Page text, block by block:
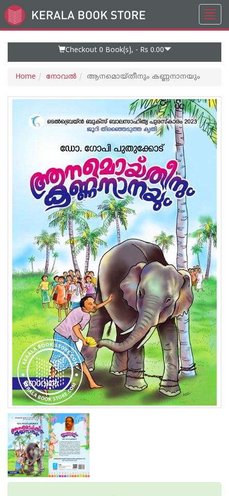
Go
to
Checkout 0 Book(s), - Rs 0.00
Home നോവല്‍ ആനമൊയ്തീനും കണ്ണനാനയും